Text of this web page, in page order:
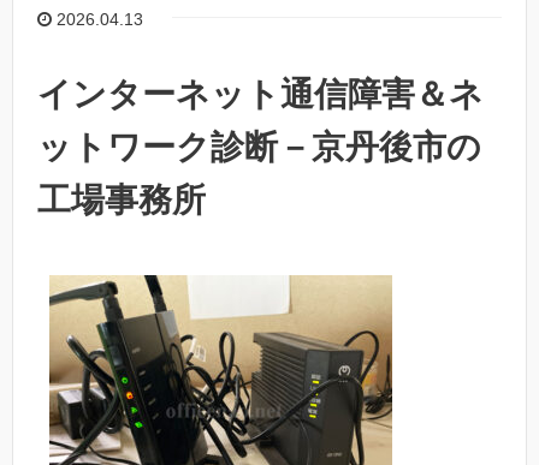
2026.04.13
インターネット通信障害＆ネ
ットワーク診断－京丹後市の
工場事務所